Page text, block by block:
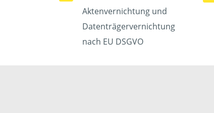
Aktenvernichtung und
Datenträgervernichtung
nach EU DSGVO